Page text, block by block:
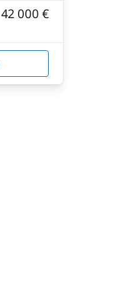
42 000 €